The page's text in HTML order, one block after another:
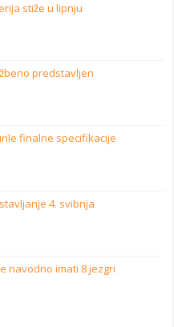
stiže u lipnju
predstavljen
finalne specifikacije
4. svibnja
navodno imati 8 jezgri